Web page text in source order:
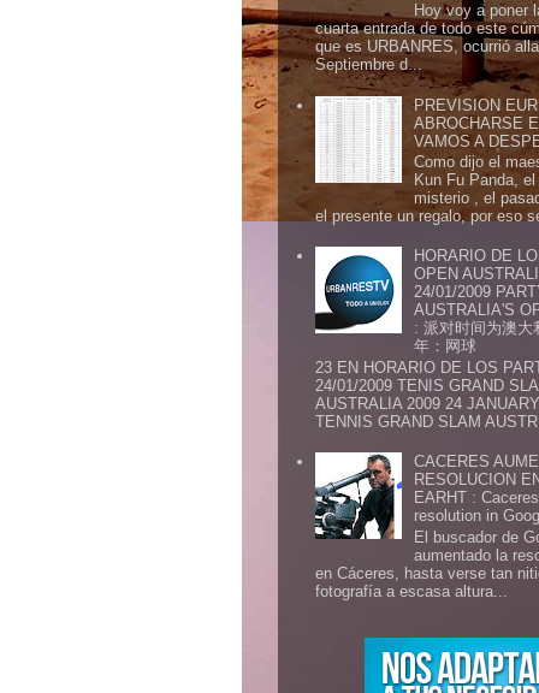
Hoy voy a poner
cuarta entrada de todo este
que es URBANRES, ocurrió
Septiembre d...
PREVISION
ABROCHARSE
VAMOS A
Como dijo el
Kun Fu Panda,
misterio , el
el presente un regalo, por eso
HORARIO DE
OPEN
24/01/2009
AUSTRALIA'S
: 派对时间为澳大
年：网球
23 EN HORARIO DE LOS
24/01/2009 TENIS GRAND
AUSTRALIA 2009 24
TENNIS GRAND SLAM
CACERES
RESOLUCION
EARHT :
resolution in
El buscador de
aumentado la
en Cáceres, hasta verse tan
fotografía a escasa altura...